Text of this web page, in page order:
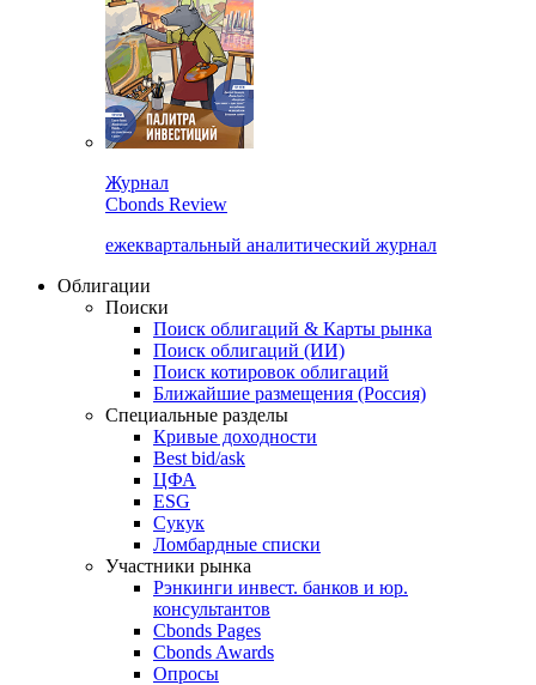
Журнал
Cbonds Review
ежеквартальный аналитический журнал
Облигации
Поиски
Поиск облигаций & Карты рынка
Поиск облигаций (ИИ)
Поиск котировок облигаций
Ближайшие размещения (Россия)
Специальные разделы
Кривые доходности
Best bid/ask
ЦФА
ESG
Сукук
Ломбардные списки
Участники рынка
Рэнкинги инвест. банков и юр.
консультантов
Cbonds Pages
Cbonds Awards
Опросы